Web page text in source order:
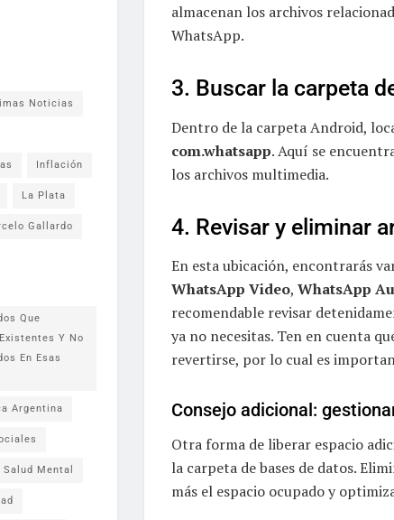
almacenan los archivos
WhatsApp.
3. Buscar la carpeta
Dentro de la carpeta Android,
com.whatsapp. Aquí se
los archivos multimedia.
4. Revisar y eliminar
En esta ubicación, encontrarás
WhatsApp Video, WhatsApp
recomendable revisar
ya no necesitas. Ten en cuenta
revertirse, por lo cual es
Consejo adicional:
Otra forma de liberar espacio
la carpeta de bases de datos.
más el espacio ocupado y
Noticias
Inflación
La Plata
Gallardo
Que
Y No
En Esas
Argentina
Salud Mental